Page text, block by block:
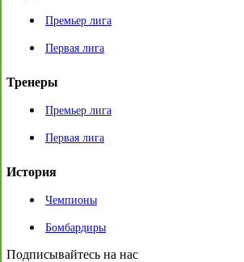
Премьер лига
Первая лига
Тренеры
Премьер лига
Первая лига
История
Чемпионы
Бомбардиры
Подписывайтесь на нас